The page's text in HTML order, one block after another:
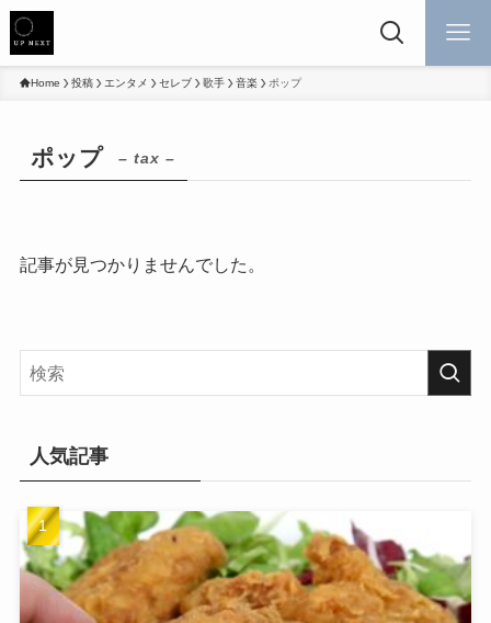
Home 投稿 エンタメ セレブ 歌手 音楽 ポップ
ポップ – tax –
記事が見つかりませんでした。
人気記事